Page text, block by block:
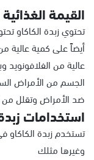
القيمة
تحتوي زبدة الكاكاو
أيضاً على كمية عالية
عالية من الفلافونويد
الجسم من الأمراض
ضد الأمراض وتقلل من
استخدامات
تستخدم زبدة الكاكاو
وغيرها مثلك